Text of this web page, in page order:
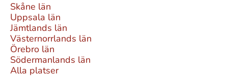
Skåne län
Uppsala län
Jämtlands län
Västernorrlands län
Örebro län
Södermanlands län
Alla platser